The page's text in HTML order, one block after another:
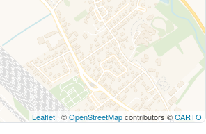
Leaflet | ©OpenStreetMapcontributors ©CARTO